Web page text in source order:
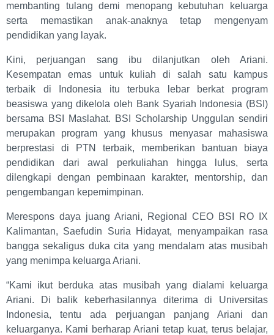
membanting tulang demi menopang kebutuhan keluarga
serta memastikan anak-anaknya tetap mengenyam
pendidikan yang layak.
Kini, perjuangan sang ibu dilanjutkan oleh Ariani.
Kesempatan emas untuk kuliah di salah satu kampus
terbaik di Indonesia itu terbuka lebar berkat program
beasiswa yang dikelola oleh Bank Syariah Indonesia (BSI)
bersama BSI Maslahat. BSI Scholarship Unggulan sendiri
merupakan program yang khusus menyasar mahasiswa
berprestasi di PTN terbaik, memberikan bantuan biaya
pendidikan dari awal perkuliahan hingga lulus, serta
dilengkapi dengan pembinaan karakter, mentorship, dan
pengembangan kepemimpinan.
Merespons daya juang Ariani, Regional CEO BSI RO IX
Kalimantan, Saefudin Suria Hidayat, menyampaikan rasa
bangga sekaligus duka cita yang mendalam atas musibah
yang menimpa keluarga Ariani.
“Kami ikut berduka atas musibah yang dialami keluarga
Ariani. Di balik keberhasilannya diterima di Universitas
Indonesia, tentu ada perjuangan panjang Ariani dan
keluarganya. Kami berharap Ariani tetap kuat, terus belajar,